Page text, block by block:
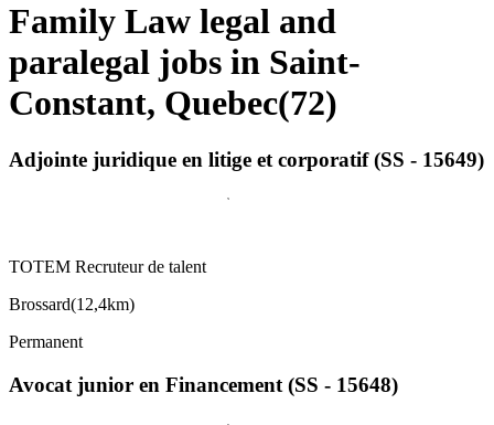
Family Law legal and
paralegal jobs in Saint-
Constant, Quebec(72)
Adjointe juridique en litige et corporatif (SS - 15649)
TOTEM Recruteur de talent
Brossard(12,4km)
Permanent
Avocat junior en Financement (SS - 15648)